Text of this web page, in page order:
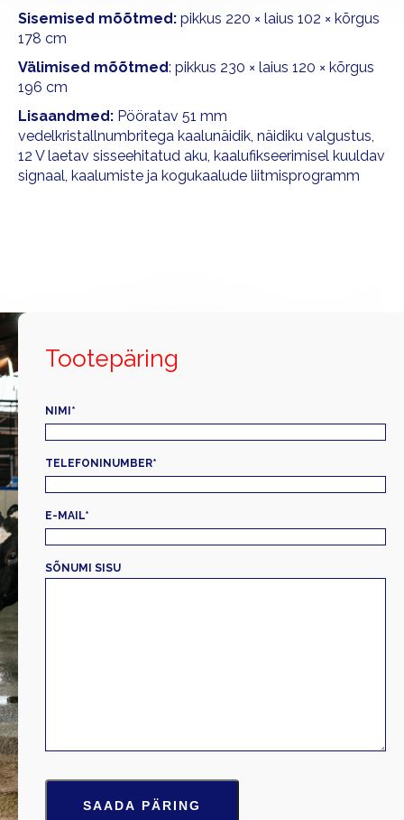
Sisemised mõõtmed: pikkus 220 × laius 102 × kõrgus
178 cm
Välimised mõõtmed: pikkus 230 × laius 120 × kõrgus
196 cm
Lisaandmed: Pööratav 51 mm
vedelkristallnumbritega kaalunäidik, näidiku valgustus,
12 V laetav sisseehitatud aku, kaalufikseerimisel kuuldav
signaal, kaalumiste ja kogukaalude liitmisprogramm
Tootepäring
NIMI *
TELEFONINUMBER*
E-MAIL*
SÕNUMI SISU